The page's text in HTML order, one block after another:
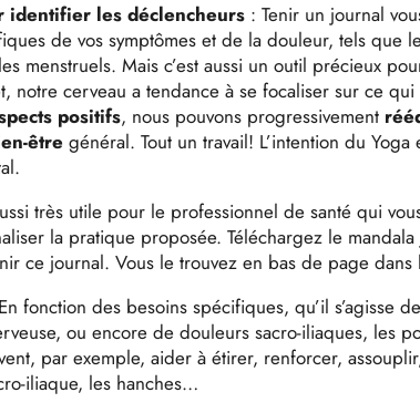
identifier les déclencheurs :Tenir un journal
de vos symptômes et de la douleur, tels que le
menstruels. Mais c’est aussi un outil précieux
notre cerveau a tendance à se focaliser sur ce
positifs, nous pouvons progressivement
être général. Tout un travail! L’intention du
très utile pour le professionnel de santé qui
la pratique proposée. Téléchargez le
ce journal. Vous le trouvez en bas de page dans
En fonction des besoins spécifiques, qu’il s’agisse
ou encore de douleurs sacro-iliaques, les
par exemple, aider à étirer, renforcer,
iliaque, les hanches…